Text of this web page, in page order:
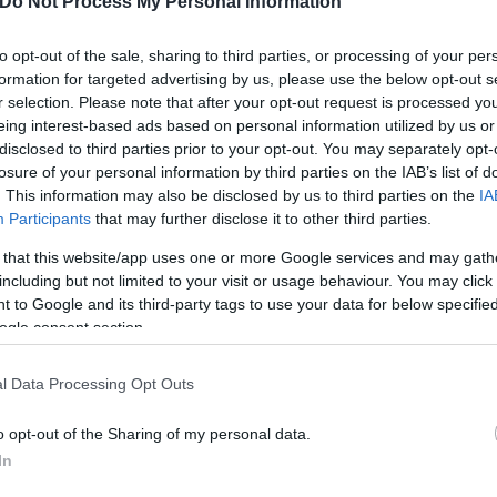
opt-out of the sale, sharing to third parties, or processing of your
for targeted advertising by us, please use the below opt-out
selection. Please note that after your opt-out request is processed
interest-based ads based on personal information utilized by us
to third parties prior to your opt-out. You may separately
of your personal information by third parties on the IAB’s list of
This information may also be disclosed by us to third parties on the
Participants that may further disclose it to other third parties.
that this website/app uses one or more Google services and may
but not limited to your visit or usage behaviour. You may
to Google and its third-party tags to use your data for below
consent section.
Data Processing Opt Outs
opt-out of the Sharing of my personal data.
a homeowner's massive driveway in New Jersey.
κατάσταση που επικρατεί στιςΗΠΑ, όπου
προκάλεσαν εκτεταμένες διακοπές
στην καθημερινότητα των πολιτών και
υποδομών, η τεχνολογία δείχνει πως μπορεί να
ίσως μια πρώτη ματιά στο μέλλον της